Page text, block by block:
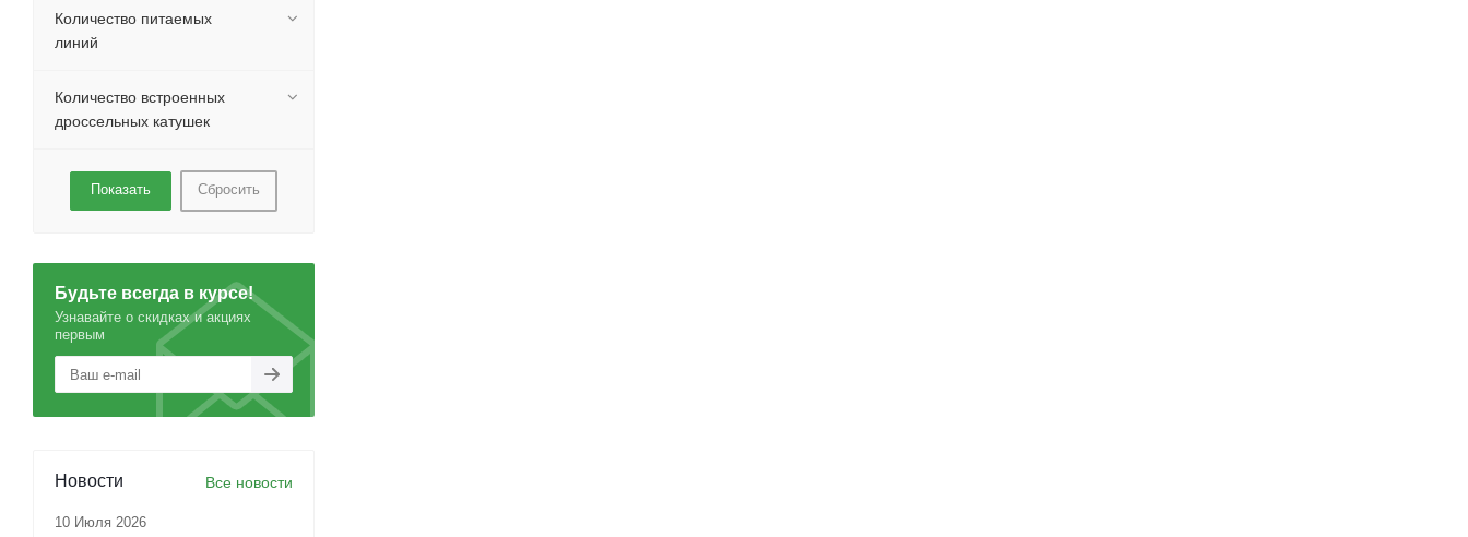
Количество питаемых
линий
Количество встроенных
дроссельных катушек
Сбросить
Будьте всегда в курсе!
Узнавайте о скидках и акциях
первым
Новости Все новости
10 Июля 2026